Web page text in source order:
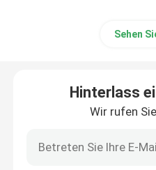
Sehen
Hinterlass
Wir rufen